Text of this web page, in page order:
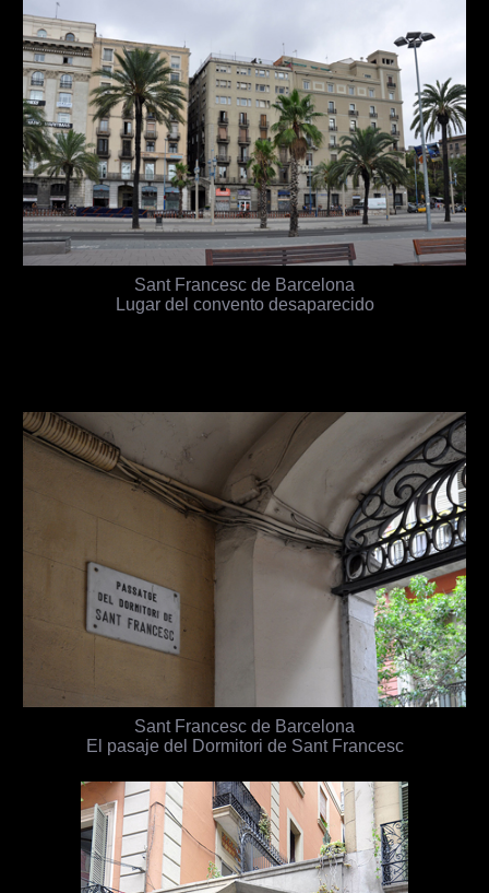
Sant Francesc de Barcelona
Lugar del convento desaparecido
Sant Francesc de Barcelona
El pasaje del Dormitori de Sant Francesc